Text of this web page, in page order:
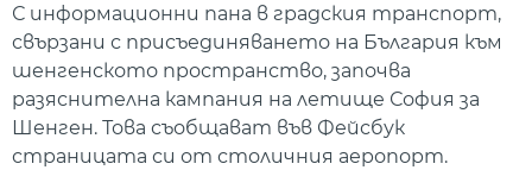
С информационни пана в градския транспорт,
свързани с присъединяването на България към
шенгенското пространство, започва
разяснителна кампания на летище София за
Шенген. Това съобщават във Фейсбук
страницата си от столичния аеропорт.